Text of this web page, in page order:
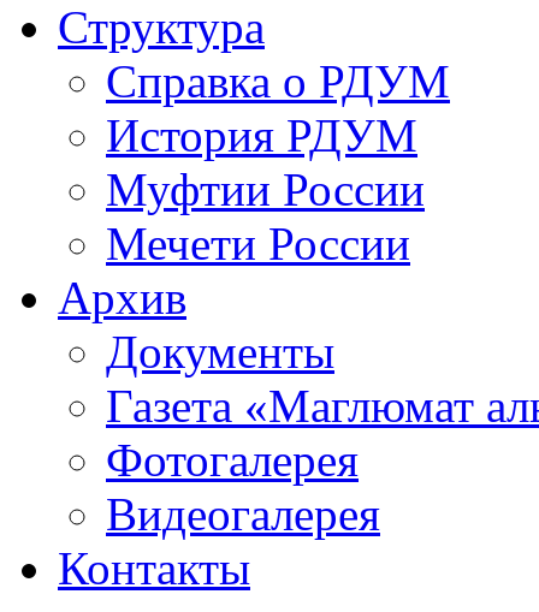
Структура
Справка о РДУМ
История РДУМ
Муфтии России
Мечети России
Архив
Документы
Газета «Маглюмат
Фотогалерея
Видеогалерея
Контакты